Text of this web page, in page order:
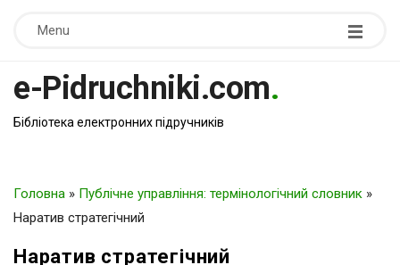
Menu
e-Pidruchniki.com.
Бібліотека електронних підручників
Головна » Публічне управління: термінологічний словник »
Наратив стратегічний
Наратив стратегічний